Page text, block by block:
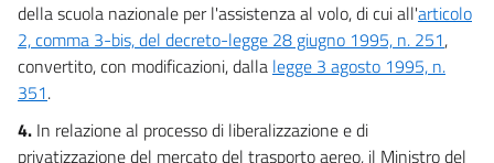
della scuola nazionale per l'assistenza al volo, di cui all'articolo
2, comma 3-bis, del decreto-legge 28 giugno 1995, n. 251,
convertito, con modificazioni, dalla legge 3 agosto 1995, n.
351.
4. In relazione al processo di liberalizzazione e di
privatizzazione del mercato del trasporto aereo, il Ministro del